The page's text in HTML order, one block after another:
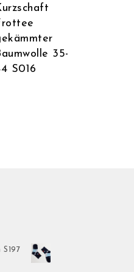
35-
S016